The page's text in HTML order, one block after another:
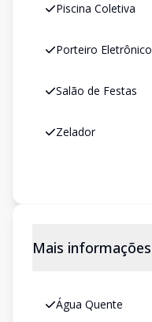
Piscina Coletiva
Porteiro Eletrônico
Salão de Festas
Zelador
Mais informações
Água Quente